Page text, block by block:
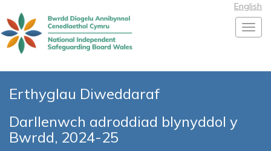
English
Erthyglau Diweddaraf
Darllenwch adroddiad blynyddol y
Bwrdd, 2024-25